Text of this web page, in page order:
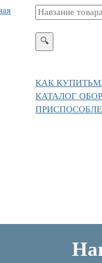
КАК КУПИТЬ
КАТАЛОГ